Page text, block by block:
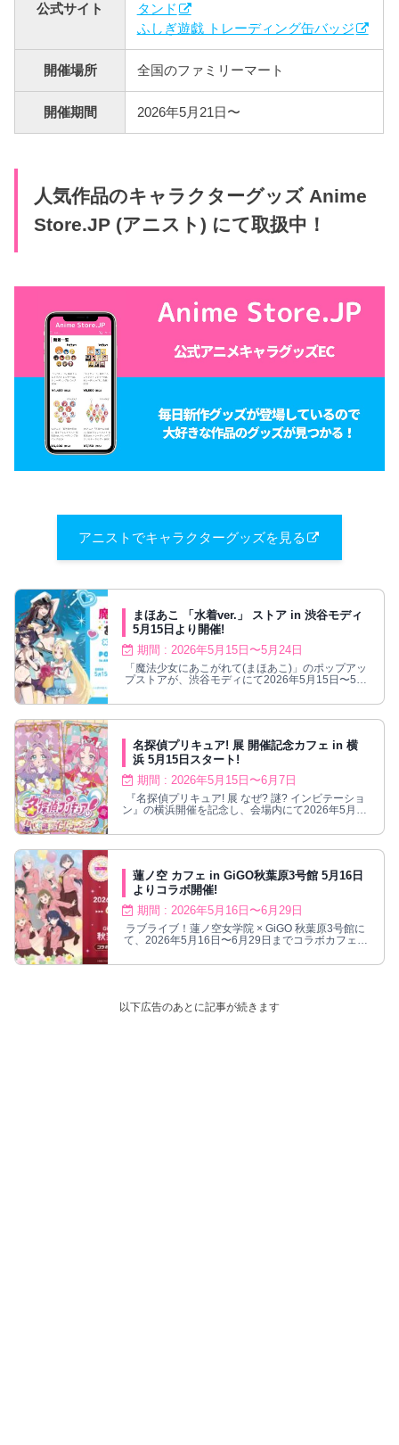
公式サイト
タンド
ふしぎ遊戯 トレーディング缶バッジ
開催場所 全国のファミリーマート
開催期間 2026年5月21日〜
人気作品のキャラクターグッズ Anime
Store.JP (アニスト) にて取扱中！
アニストでキャラクターグッズを見る
まほあこ 「水着ver.」 ストア in 渋谷モディ
5月15日より開催!
期間 : 2026年5月15日〜5月24日
「魔法少女にあこがれて(まほあこ)」のポップアッ
プストアが、渋谷モディにて2026年5月15日〜5月
名探偵プリキュア! 展 開催記念カフェ in 横
浜 5月15日スタート!
期間 : 2026年5月15日〜6月7日
『名探偵プリキュア! 展 なぜ? 謎? インビテーショ
ン』の横浜開催を記念し、会場内にて2026年5月15
蓮ノ空 カフェ in GiGO秋葉原3号館 5月16日
よりコラボ開催!
期間 : 2026年5月16日〜6月29日
ラブライブ！蓮ノ空女学院 × GiGO 秋葉原3号館に
て、2026年5月16日〜6月29日までコラボカフェ開
以下広告のあとに記事が続きます